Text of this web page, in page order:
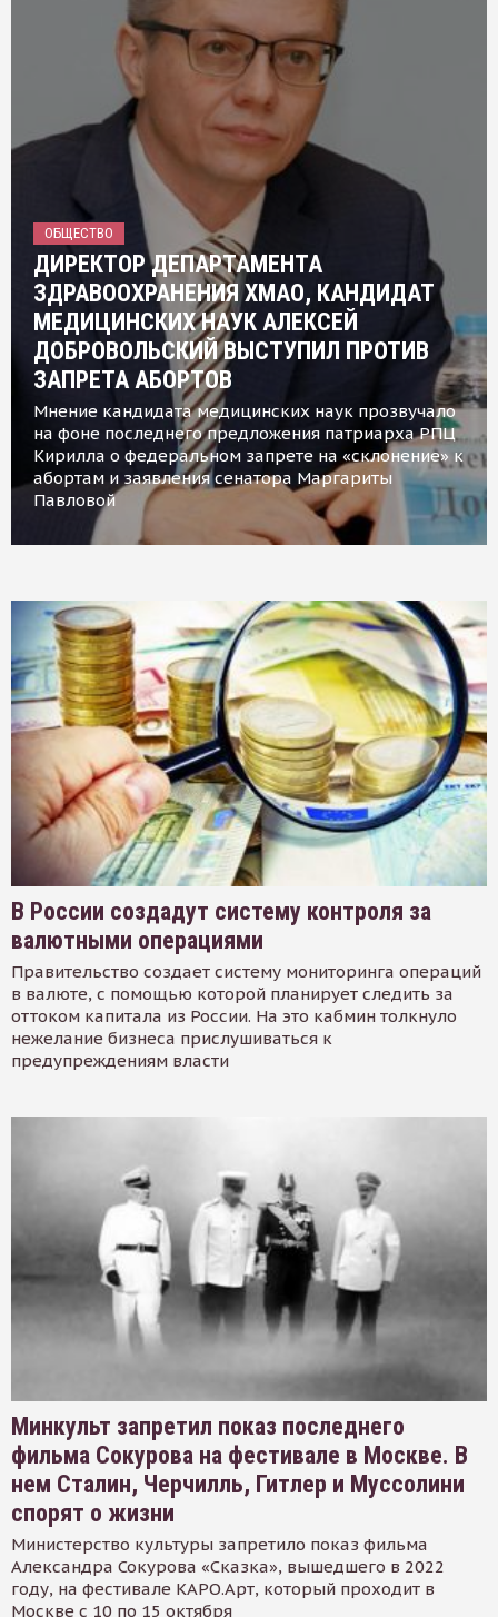
ОБЩЕСТВО
ДИРЕКТОР ДЕПАРТАМЕНТА
ЗДРАВООХРАНЕНИЯ ХМАО, КАНДИДАТ
МЕДИЦИНСКИХ НАУК АЛЕКСЕЙ
ДОБРОВОЛЬСКИЙ ВЫСТУПИЛ ПРОТИВ
ЗАПРЕТА АБОРТОВ
Мнение кандидата медицинских наук прозвучало
на фоне последнего предложения патриарха РПЦ
Кирилла о федеральном запрете на «склонение» к
абортам и заявления сенатора Маргариты
Павловой
В России создадут систему контроля за
валютными операциями
Правительство создает систему мониторинга операций
в валюте, с помощью которой планирует следить за
оттоком капитала из России. На это кабмин толкнуло
нежелание бизнеса прислушиваться к
предупреждениям власти
Минкульт запретил показ последнего
фильма Сокурова на фестивале в Москве. В
нем Сталин, Черчилль, Гитлер и Муссолини
спорят о жизни
Министерство культуры запретило показ фильма
Александра Сокурова «Сказка», вышедшего в 2022
году, на фестивале КАРО.Арт, который проходит в
Москве с 10 по 15 октября